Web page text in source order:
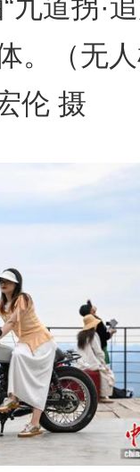
道拐·
。（无
伦 摄